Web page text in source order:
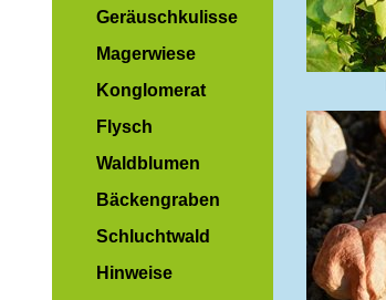
Geräuschkulisse
Magerwiese
Konglomerat
Flysch
Waldblumen
Bäckengraben
Schluchtwald
Hinweise